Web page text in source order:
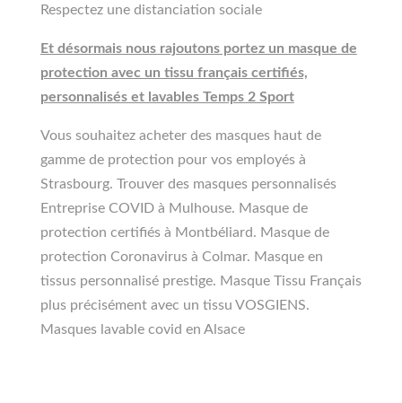
Respectez une distanciation sociale
Et désormais nous rajoutons portez un masque de
protection avec un tissu français certifiés,
personnalisés et lavables Temps 2 Sport
Vous souhaitez acheter des masques haut de
gamme de protection pour vos employés à
Strasbourg. Trouver des masques personnalisés
Entreprise COVID à Mulhouse. Masque de
protection certifiés à Montbéliard. Masque de
protection Coronavirus à Colmar. Masque en
tissus personnalisé prestige. Masque Tissu Français
plus précisément avec un tissu VOSGIENS.
Masques lavable covid en Alsace